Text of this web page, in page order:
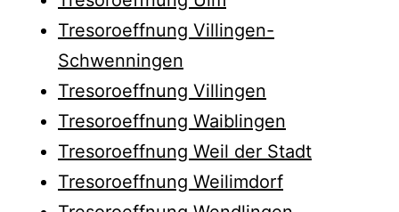
Tresoroeffnung Villingen-
Schwenningen
Tresoroeffnung Villingen
Tresoroeffnung Waiblingen
Tresoroeffnung Weil der Stadt
Tresoroeffnung Weilimdorf